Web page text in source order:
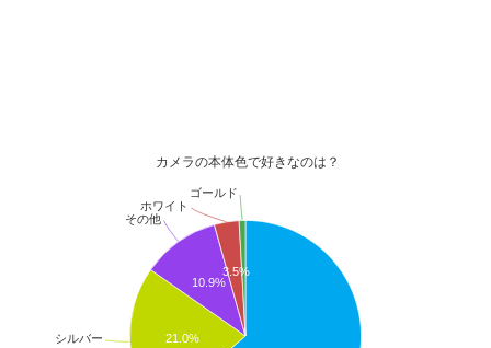
カメラの本体色で好きなのは？
21.0%
10.9%
3.5%
シルバー
その他
ホワイト
ゴールド